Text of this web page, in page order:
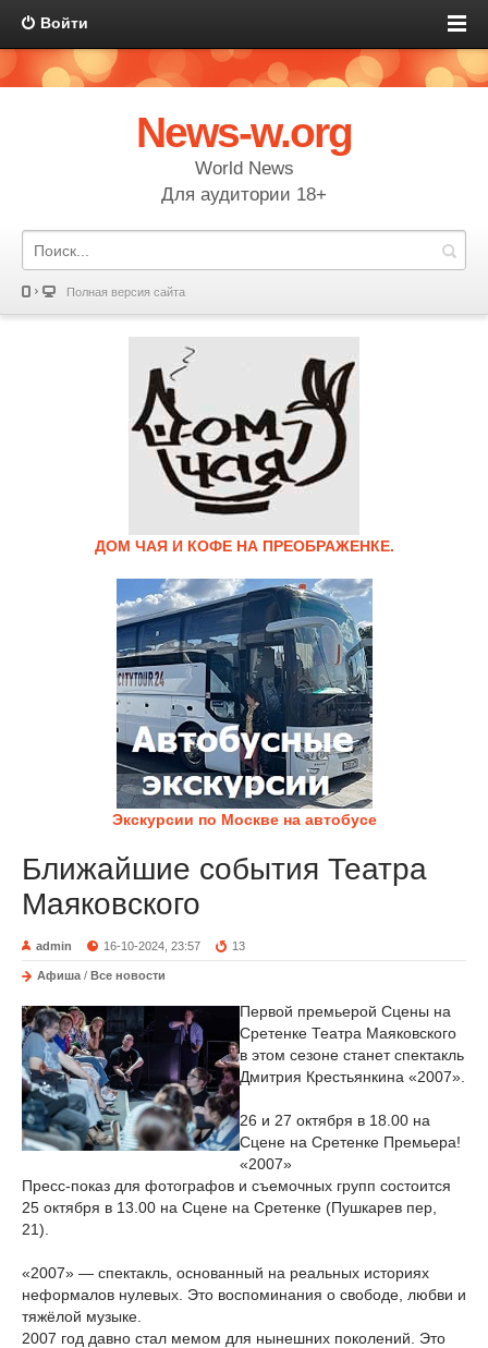
Войти
News-w.org
World News
Для аудитории 18+
Полная версия сайта
ДОМ ЧАЯ И КОФЕ НА ПРЕОБРАЖЕНКЕ.
Экскурсии по Москве на автобусе
Ближайшие события Театра
Маяковского
admin 16-10-2024, 23:57 13
Афиша / Все новости
Первой премьерой Сцены на
Сретенке Театра Маяковского
в этом сезоне станет спектакль
Дмитрия Крестьянкина «2007».
26 и 27 октября в 18.00 на
Сцене на Сретенке Премьера!
«2007»
Пресс-показ для фотографов и съемочных групп состоится
25 октября в 13.00 на Сцене на Сретенке (Пушкарев пер,
21).
«2007» — спектакль, основанный на реальных историях
неформалов нулевых. Это воспоминания о свободе, любви и
тяжёлой музыке.
2007 год давно стал мемом для нынешних поколений. Это